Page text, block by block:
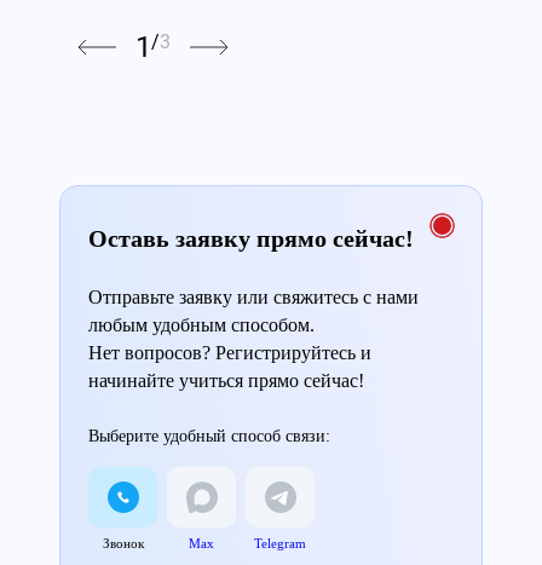
1 /3
Оставь заявку прямо сейчас!
Отправьте заявку или свяжитесь с нами
любым удобным способом.
Нет вопросов? Регистрируйтесь и
начинайте учиться прямо сейчас!
Выберите удобный способ связи:
Звонок Max Telegram